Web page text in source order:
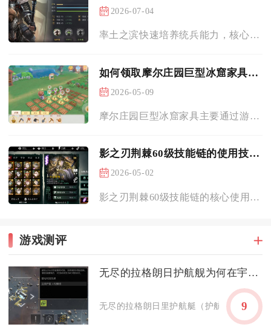
2026-07-04
率土之滨快速培养统兵能力，核心是同步完成城建兵力扩容、武将等...
如何领取摩尔庄园巨型冰窟家具请教一下
2026-05-09
摩尔庄园巨型冰窟家具主要通过游戏内限时冰雪主题活动兑换获取，...
影之刃荆棘60级技能链的使用技巧有哪些
2026-05-02
影之刃荆棘60级技能链的核心使用技巧，在于以散射爆炸起手构建...
游戏测评
无尽的拉格朗日护航舰为何在宇宙中闪耀
无尽的拉格朗日里护航艇（护航舰）在深
9